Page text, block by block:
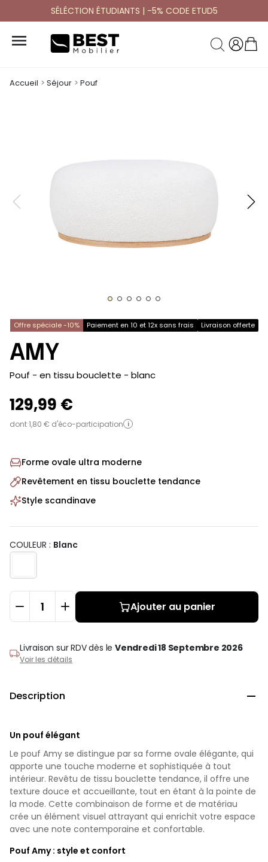
SÉLÉCTION ÉTUDIANTS | -5% CODE ETUD5

Accueil Séjour Pouf
Offre spéciale -10% Paiement en 10 et 12x sans frais Livraison offerte
AMY
-
Pouf - en tissu bouclette - blanc
129,99 €
dont 1,80 € d'éco-participation i
Forme ovale ultra moderne
Revêtement en tissu bouclette tendance
Style scandinave
COULEUR : Blanc
Ajouter au panier
Livraison sur RDVdès leVendredi 18 Septembre 2026
Voir les détails
Description 
Un pouf élégant
Le pouf Amy se distingue par sa forme ovale élégante, qui
apporte une touche moderne et sophistiquée à tout
intérieur. Revêtu de tissu bouclette tendance, il offre une
texture douce et accueillante, tout en étant à la pointe de
la mode. Cette combinaison de forme et de matériau
crée un élément visuel attrayant qui enrichit votre espace
avec une note contemporaine et confortable.
Pouf Amy : style et confort